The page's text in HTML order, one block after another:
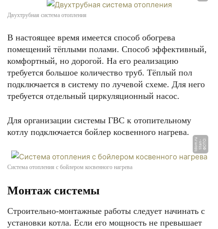
Двухтрубная система отопления
В настоящее время имеется способ обогрева
помещений тёплыми полами. Способ эффективный,
комфортный, но дорогой. На его реализацию
требуется большое количество труб. Тёплый пол
подключается в систему по лучевой схеме. Для него
требуется отдельный циркуляционный насос.
Для организации системы ГВС к отопительному
котлу подключается бойлер косвенного нагрева.
Ф
О
Т
О:
ti
t
a
n
-
t
d
o
m.
r
u
Система отопления с бойлером косвенного нагрева
Монтаж системы
Строительно-монтажные работы следует начинать с
установки котла. Если его мощность не превышает